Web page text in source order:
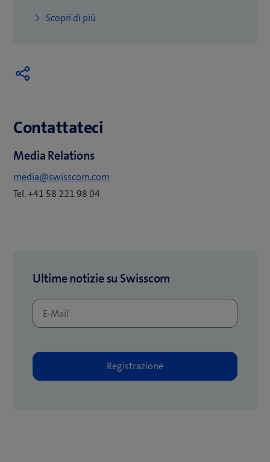
Scopri di più
Contattateci
Media Relations
media@swisscom.com
Tel. +41 58 221 98 04
Ultime notizie su Swisscom